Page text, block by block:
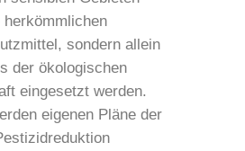
sondern allein
der ökologischen
eingesetzt werden.
eigenen Pläne der